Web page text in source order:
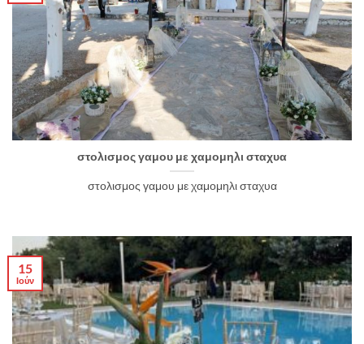
στολισμος γαμου με χαμομηλι σταχυα
στολισμος γαμου με χαμομηλι σταχυα
15
Ιούν